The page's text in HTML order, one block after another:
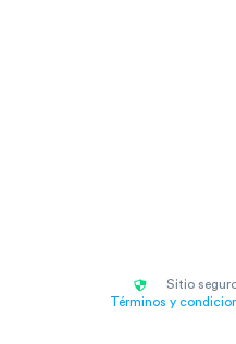
Sitio
Términos y